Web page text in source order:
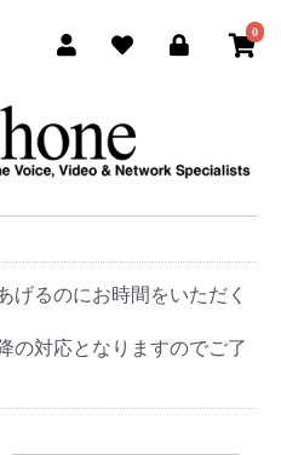
0
げるのにお時間をいただく
の対応となりますのでご了